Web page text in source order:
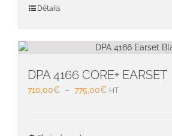
Détails
DPA 4166 CORE+ EARSET
710,00€ – 775,00€Plage
HT